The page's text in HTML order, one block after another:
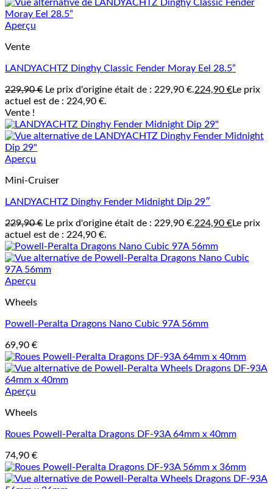
Aperçu
Vente
LANDYACHTZ Dinghy Classic Fender Moray Eel 28.5”
229,90€ Le prix d'origine était de : 229,90 €.224,90 €Le prix
actuel est de : 224,90 €.
Vente !
Aperçu
Mini-Cruiser
LANDYACHTZ Dinghy Fender Midnight Dip 29″
229,90€ Le prix d'origine était de : 229,90 €.224,90 €Le prix
actuel est de : 224,90 €.
Aperçu
Wheels
Powell-Peralta Dragons Nano Cubic 97A 56mm
69,90 €
Aperçu
Wheels
Roues Powell-Peralta Dragons DF-93A 64mm x 40mm
74,90 €